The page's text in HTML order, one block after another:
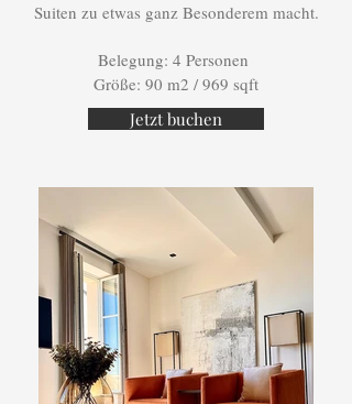
Suiten zu etwas ganz Besonderem macht.
Belegung: 4 Personen
Größe: 90 m2 / 969 sqft
Jetzt buchen